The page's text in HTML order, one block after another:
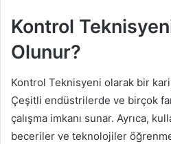
Kontrol
Olunur?
Kontrol Teknisyeni olarak bir
Çeşitli endüstrilerde ve birçok
çalışma imkanı sunar. Ayrıca,
beceriler ve teknolojiler öğrenme